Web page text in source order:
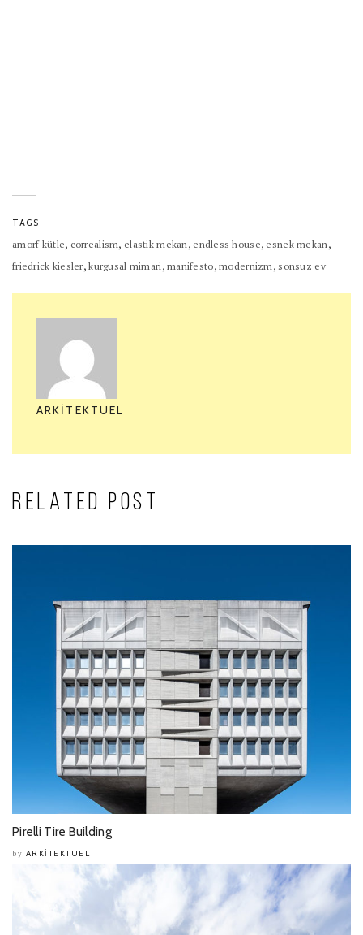
TAGS
amorf kütle, correalism, elastik mekan , endless house, esnek mekan ,
friedrick kiesler,kurgusal mimari ,manifesto,modernizm ,sonsuz ev
ARKITEKTUEL
RELATED POST
Pirelli Tire Building
by ARKITEKTUEL